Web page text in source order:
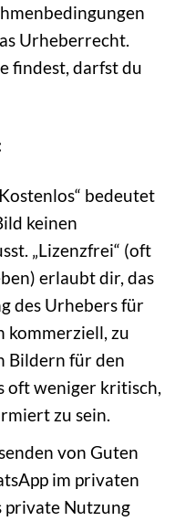
Urheberrecht.
findest, darfst du
bedeutet
keinen
„Lizenzfrei“ (oft
erlaubt dir, das
des Urhebers für
kommerziell, zu
Bildern für den
oft weniger kritisch,
zu sein.
von Guten
im privaten
private Nutzung